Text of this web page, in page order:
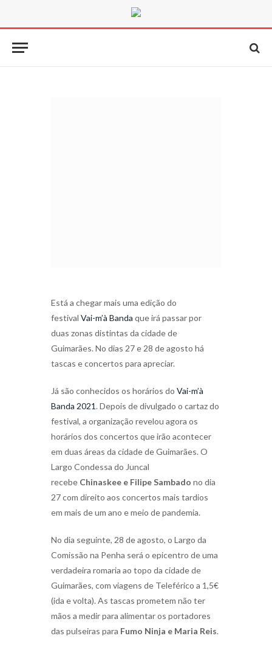
Está a chegar mais uma edição do
festival Vai-m’à Banda que irá passar por
duas zonas distintas da cidade de
Guimarães. No dias 27 e 28 de agosto há
tascas e concertos para apreciar.
Já são conhecidos os horários do Vai-m’à
Banda 2021. Depois de divulgado o cartaz do
festival, a organização revelou agora os
horários dos concertos que irão acontecer
em duas áreas da cidade de Guimarães. O
Largo Condessa do Juncal
recebe Chinaskee e Filipe Sambado no dia
27 com direito aos concertos mais tardios
em mais de um ano e meio de pandemia.
No dia seguinte, 28 de agosto, o Largo da
Comissão na Penha será o epicentro de uma
verdadeira romaria ao topo da cidade de
Guimarães, com viagens de Teleférico a 1,5€
(ida e volta). As tascas prometem não ter
mãos a medir para alimentar os portadores
das pulseiras para Fumo Ninja e Maria Reis.